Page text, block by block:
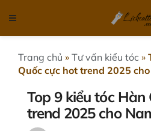
Trang chủ » Tư vấn kiểu tóc »
Quốc cực hot trend 2025
Top 9 kiểu tóc Hàn
trend 2025 cho